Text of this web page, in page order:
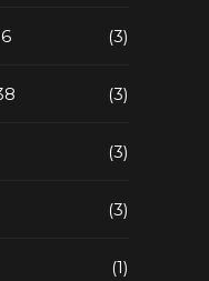
(3)
(3)
(3)
(3)
(1)